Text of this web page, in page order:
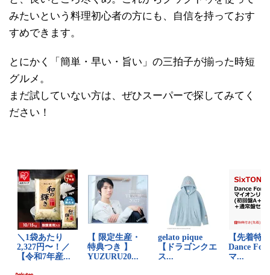
みたいという料理初心者の方にも、自信を持っておす
すめできます。
とにかく「簡単・早い・旨い」の三拍子が揃った時短
グルメ。
まだ試していない方は、ぜひスーパーで探してみてく
ださい！